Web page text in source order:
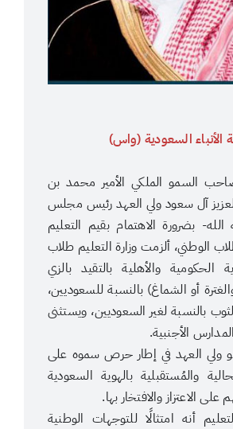
الأنباء السعودية (واس)
السمو الملكي الأمير محمد بن
آل سعود ولي العهد رئيس مجلس
بضرورة الاهتمام بقيم التعليم
الوطني، ألزمت وزارة التعليم طلاب
الحكومية والأهلية بالتقيد بالزي
أو الشماغ) بالنسبة للسعوديين،
بالنسبة لغير السعوديين، ويستثنى
الأجنبية.
ولي العهد في إطار حرص سموه على
والمُستقبلية بالهوية السعودية
على الاعتزاز والافتخار بها.
أنه امتثالًا للتوجهات الوطنية